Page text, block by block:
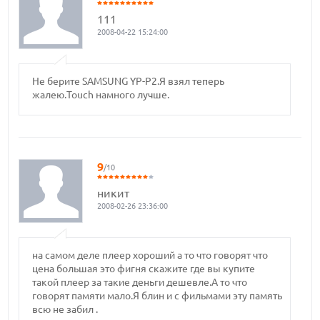
111
2008-04-22 15:24:00
Не берите SAMSUNG YP-P2.Я взял теперь
жалею.Touch намного лучше.
9/10
никит
2008-02-26 23:36:00
на самом деле плеер хороший а то что говорят что
цена большая это фигня скажите где вы купите
такой плеер за такие деньги дешевле.А то что
говорят памяти мало.Я блин и с фильмами эту память
всю не забил .